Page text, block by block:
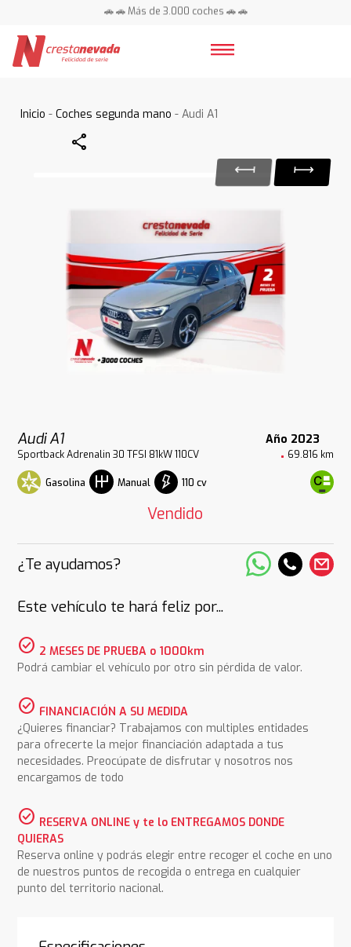
🚗 🚗 Más de 3.000 coches 🚗 🚗
Inicio -Coches segunda mano - Audi A1
Share
Audi A1 Año 2023
Sportback Adrenalin 30 TFSI 81kW 110CV 69.816 km
Gasolina Manual 110 cv
Vendido
¿Te ayudamos?
Este vehículo te hará feliz por...
check_circle 2 MESES DE PRUEBA o 1000km
Podrá cambiar el vehículo por otro sin pérdida de valor.
check_circle FINANCIACIÓN A SU MEDIDA
¿Quieres financiar? Trabajamos con multiples entidades
para ofrecerte la mejor financiación adaptada a tus
necesidades. Preocúpate de disfrutar y nosotros nos
encargamos de todo
check_circle RESERVA ONLINE y te lo ENTREGAMOS DONDE
QUIERAS
Reserva online y podrás elegir entre recoger el coche en uno
de nuestros puntos de recogida o entrega en cualquier
punto del territorio nacional.